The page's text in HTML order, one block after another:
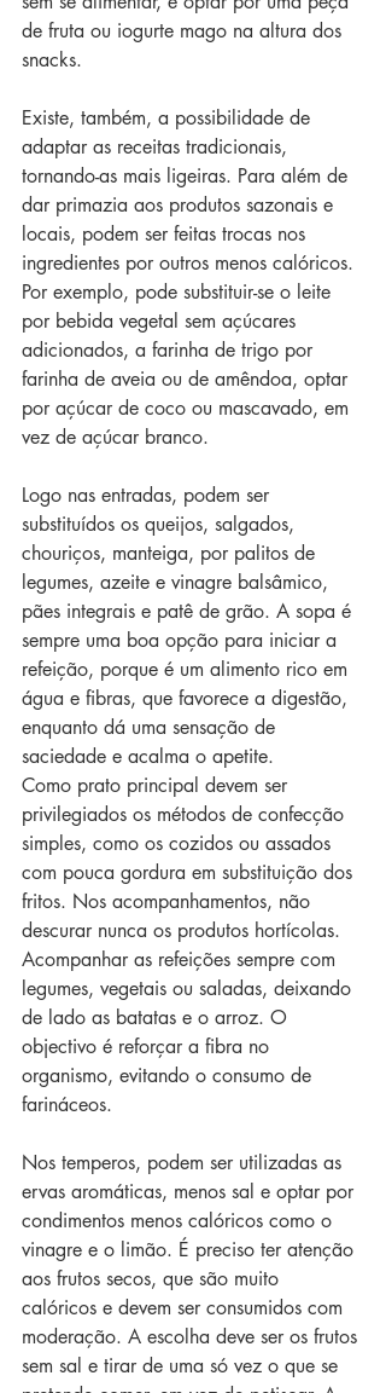
de fruta ou iogurte mago na altura dos
snacks.
Existe, também, a possibilidade de
adaptar as receitas tradicionais,
tornando-as mais ligeiras. Para além de
dar primazia aos produtos sazonais e
locais, podem ser feitas trocas nos
ingredientes por outros menos calóricos.
Por exemplo, pode substituir-se o leite
por bebida vegetal sem açúcares
adicionados, a farinha de trigo por
farinha de aveia ou de amêndoa, optar
por açúcar de coco ou mascavado, em
vez de açúcar branco.
Logo nas entradas, podem ser
substituídos os queijos, salgados,
chouriços, manteiga, por palitos de
legumes, azeite e vinagre balsâmico,
pães integrais e patê de grão. A sopa é
sempre uma boa opção para iniciar a
refeição, porque é um alimento rico em
água e fibras, que favorece a digestão,
enquanto dá uma sensação de
saciedade e acalma o apetite.
Como prato principal devem ser
privilegiados os métodos de confecção
simples, como os cozidos ou assados
com pouca gordura em substituição dos
fritos. Nos acompanhamentos, não
descurar nunca os produtos hortícolas.
Acompanhar as refeições sempre com
legumes, vegetais ou saladas, deixando
de lado as batatas e o arroz. O
objectivo é reforçar a fibra no
organismo, evitando o consumo de
farináceos.
Nos temperos, podem ser utilizadas as
ervas aromáticas, menos sal e optar por
condimentos menos calóricos como o
vinagre e o limão. É preciso ter atenção
aos frutos secos, que são muito
calóricos e devem ser consumidos com
moderação. A escolha deve ser os frutos
sem sal e tirar de uma só vez o que se